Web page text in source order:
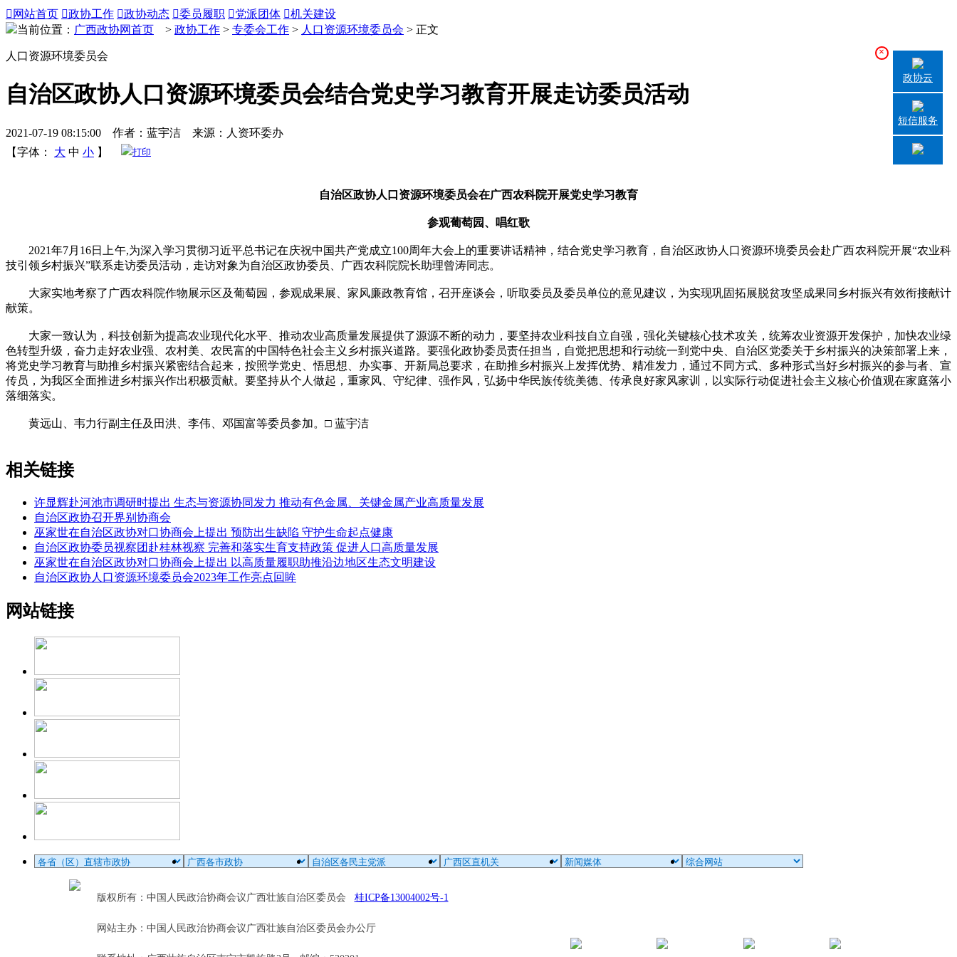
 网站首页 政协工作 政协动态 委员履职 党派团体 机关建设
当前位置： 广西政协网首页 > 政协工作 > 专委会工作 > 人口资源环境委员会 > 正文
人口资源环境委员会
自治区政协人口资源环境委员会结合党史学习教育开展走访委员活动
2021-07-19 08:15:00 作者：蓝宇洁 来源：人资环委办
【字体：
大 中 小 】 打印
自治区政协人口资源环境委员会在广西农科院开展党史学习教育
参观葡萄园、唱红歌
2021年7月16日上午,为深入学习贯彻习近平总书记在庆祝中国共产党成立100周年大会上的重要讲话精神，结合党史学习教育，自治区政协人口资源环境委员会赴广西农科院开展“农业科
技引领乡村振兴”联系走访委员活动，走访对象为自治区政协委员、广西农科院院长助理曾涛同志。
大家实地考察了广西农科院作物展示区及葡萄园，参观成果展、家风廉政教育馆，召开座谈会，听取委员及委员单位的意见建议，为实现巩固拓展脱贫攻坚成果同乡村振兴有效衔接献计
献策。
大家一致认为，科技创新为提高农业现代化水平、推动农业高质量发展提供了源源不断的动力，要坚持农业科技自立自强，强化关键核心技术攻关，统筹农业资源开发保护，加快农业绿
色转型升级，奋力走好农业强、农村美、农民富的中国特色社会主义乡村振兴道路。要强化政协委员责任担当，自觉把思想和行动统一到党中央、自治区党委关于乡村振兴的决策部署上来，
将党史学习教育与助推乡村振兴紧密结合起来，按照学党史、悟思想、办实事、开新局总要求，在助推乡村振兴上发挥优势、精准发力，通过不同方式、多种形式当好乡村振兴的参与者、宣
传员，为我区全面推进乡村振兴作出积极贡献。要坚持从个人做起，重家风、守纪律、强作风，弘扬中华民族传统美德、传承良好家风家训，以实际行动促进社会主义核心价值观在家庭落小
落细落实。
黄远山、韦力行副主任及田洪、李伟、邓国富等委员参加。□ 蓝宇洁
相关链接
许显辉赴河池市调研时提出 生态与资源协同发力 推动有色金属、关键金属产业高质量发展
自治区政协召开界别协商会
巫家世在自治区政协对口协商会上提出 预防出生缺陷 守护生命起点健康
自治区政协委员视察团赴桂林视察 完善和落实生育支持政策 促进人口高质量发展
巫家世在自治区政协对口协商会上提出 以高质量履职助推沿边地区生态文明建设
自治区政协人口资源环境委员会2023年工作亮点回眸
网站链接
版权所有：中国人民政治协商会议广西壮族自治区委员会 桂ICP备13004002号-1
网站主办：中国人民政治协商会议广西壮族自治区委员会办公厅
×
政协云
短信服务